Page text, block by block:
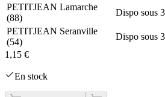
PETITJEAN Lamarche
(88)
Dispo sous
PETITJEAN Seranville
(54)
Dispo sous
1,15 €
En stock